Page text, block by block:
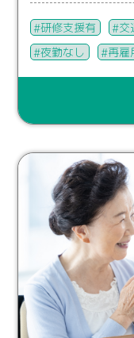
研修支援有 交
夜勤なし
再雇